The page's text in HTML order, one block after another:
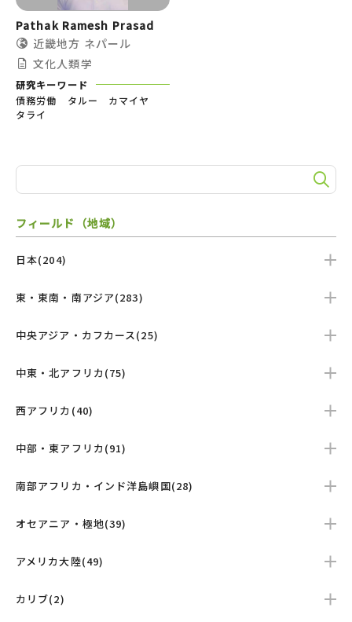
Pathak Ramesh Prasad
近畿地方 ネパール
文化人類学
研究キーワード
債務労働 タルー カマイヤ
タライ
フィールド（地域）
日本(204)
東・東南・南アジア(283)
中央アジア・カフカース(25)
中東・北アフリカ(75)
西アフリカ(40)
中部・東アフリカ(91)
南部アフリカ・インド洋島嶼国(28)
オセアニア・極地(39)
アメリカ大陸(49)
カリブ(2)